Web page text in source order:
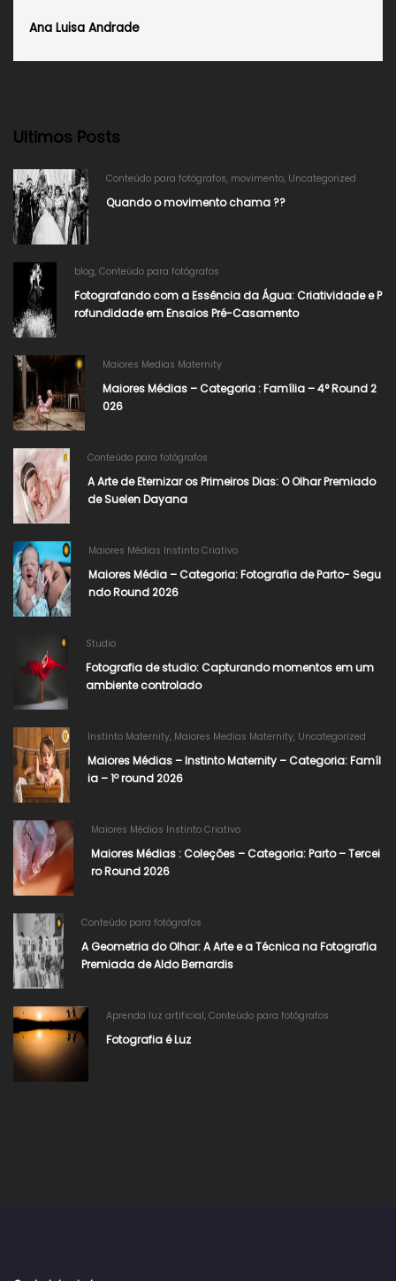
Ana Luisa Andrade
Ultimos Posts
Conteúdo para fotógrafos, movimento, Uncategorized
Quando o movimento chama ??
blog,Conteúdo para fotógrafos
Fotografando com a Essência da Água: Criatividade e P
rofundidade em Ensaios Pré-Casamento
Maiores Medias Maternity
Maiores Médias – Categoria : Família – 4° Round 2
026
Conteúdo para fotógrafos
A Arte de Eternizar os Primeiros Dias: O Olhar Premiado
de Suelen Dayana​
Maiores Médias Instinto Criativo
Maiores Média – Categoria: Fotografia de Parto- Segu
ndo Round 2026​
Studio
Fotografia de studio: Capturando momentos em um
ambiente controlado
Instinto Maternity, Maiores Medias Maternity, Uncategorized
Maiores Médias – Instinto Maternity – Categoria: Famíl
ia – 1º round 2026
Maiores Médias Instinto Criativo
Maiores Médias : Coleções – Categoria: Parto – Tercei
ro Round 2026
Conteúdo para fotógrafos
A Geometria do Olhar: A Arte e a Técnica na Fotografia
Premiada de Aldo Bernardis
Aprenda luz artificial, Conteúdo para fotógrafos
Fotografia é Luz